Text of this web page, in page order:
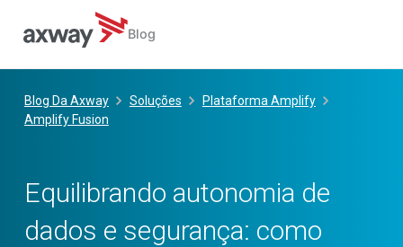
content
Blog
Blog Da Axway Soluções
Plataforma Amplify
Amplify Fusion
Equilibrando autonomia de
dados e segurança: como